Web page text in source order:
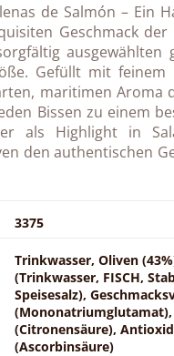
de Salmón – Ein
Geschmack der
ausgewählten
Gefüllt mit feinem
maritimen Aroma
Bissen zu einem
als Highlight in
den authentischen
3375
Trinkwasser, Oliven
(Trinkwasser, FISCH,
Speisesalz),
(Citronensäure),
(Ascorbinsäure)